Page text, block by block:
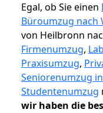
Egal, ob Sie einen
Büroumzug nach
von Heilbronn
Firmenumzug,
Praxisumzug,
Seniorenumzug
Studentenumzug
wir haben die